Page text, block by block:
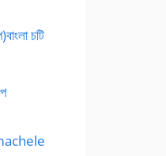
চটি